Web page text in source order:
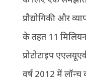
प्रौद्योगिकी और
के तहत 11 मिलियन
प्रोटोटाइप
वर्ष 2012 में